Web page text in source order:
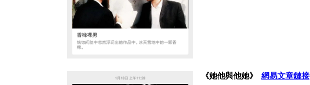
《她他與他她》 網易文章鏈接